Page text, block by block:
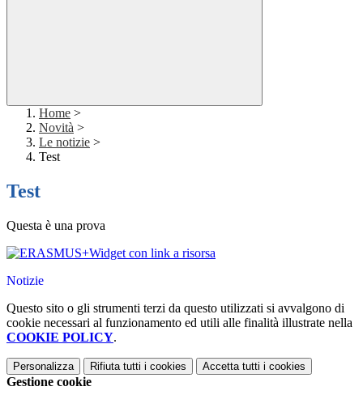
Home >
Novità >
Le notizie >
Test
Test
Questa è una prova
Widget con link a risorsa
Notizie
Questo sito o gli strumenti terzi da questo utilizzati si avvalgono di
cookie necessari al funzionamento ed utili alle finalità illustrate nella
COOKIE POLICY.
Personalizza Rifiuta tutti i cookies Accetta tutti i cookies
Gestione cookie